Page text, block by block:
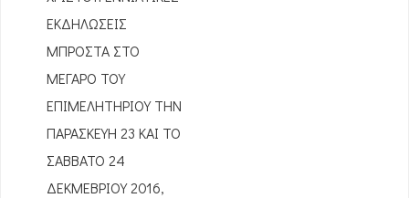
ΕΚΔΗΛΩΣΕΙΣ
ΜΠΡΟΣΤΑ ΣΤΟ
ΜΕΓΑΡΟ ΤΟΥ
ΕΠΙΜΕΛΗΤΗΡΙΟΥ ΤΗΝ
ΠΑΡΑΣΚΕΥΗ 23 ΚΑΙ ΤΟ
ΣΑΒΒΑΤΟ 24
ΔΕΚΜΕΒΡΙΟΥ 2016,